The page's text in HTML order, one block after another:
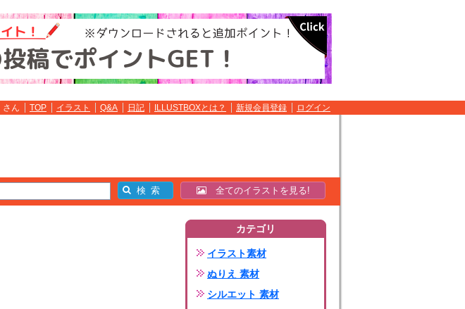
さん TOP イラスト Q&A 日記 ILLUSTBOXとは？ 新規会員登録 ログイン
全てのイラストを見る!
カテゴリ
イラスト素材
ぬりえ 素材
シルエット 素材